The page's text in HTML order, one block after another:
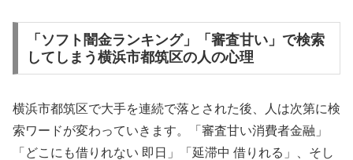
「ソフト闇金ランキング」「審査甘い」で検索
してしまう横浜市都筑区の人の心理
横浜市都筑区で大手を連続で落とされた後、人は次第に検
索ワードが変わっていきます。「審査甘い消費者金融」
「どこにも借りれない 即日」「延滞中 借りれる」、そし